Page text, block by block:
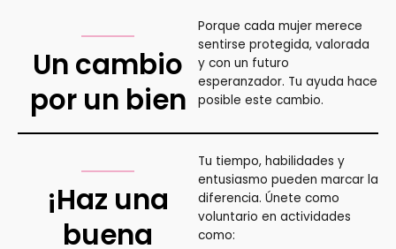
Un cambio
por un bien
Porque cada mujer merece
sentirse protegida, valorada
y con un futuro
esperanzador. Tu ayuda hace
posible este cambio.
¡Haz una
buena
Tu tiempo, habilidades y
entusiasmo pueden marcar la
diferencia. Únete como
voluntario en actividades
como: